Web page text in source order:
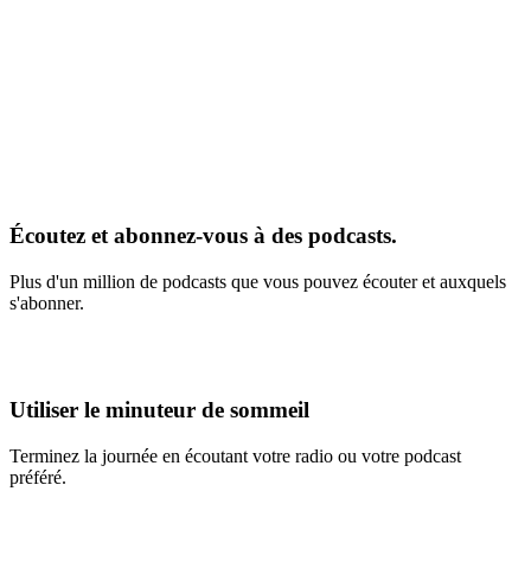
Écoutez et abonnez-vous à des podcasts.
Plus d'un million de podcasts que vous pouvez écouter et auxquels
s'abonner.
Utiliser le minuteur de sommeil
Terminez la journée en écoutant votre radio ou votre podcast
préféré.